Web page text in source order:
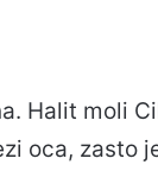
Halit moli
oca, zasto